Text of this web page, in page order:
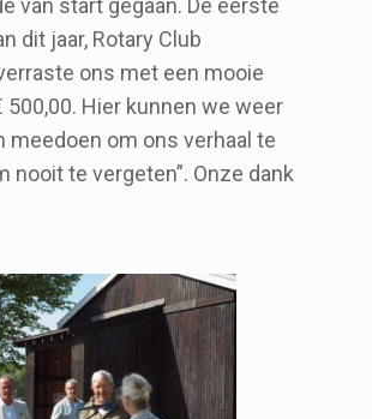
van start gegaan. De eerste
dit jaar, Rotary Club
ons met een mooie
500,00. Hier kunnen we weer
meedoen om ons verhaal te
nooit te vergeten”. Onze dank